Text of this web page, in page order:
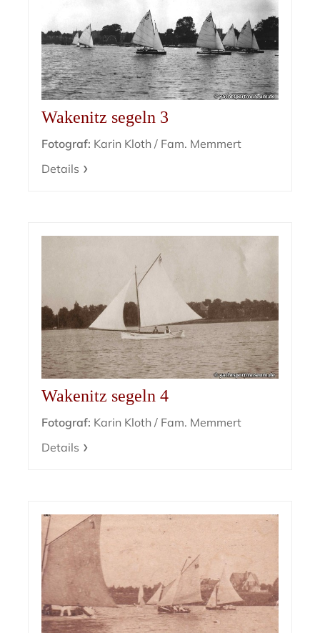
Wakenitz segeln 3
Fotograf: Karin Kloth / Fam. Memmert
Details
Wakenitz segeln 4
Fotograf: Karin Kloth / Fam. Memmert
Details